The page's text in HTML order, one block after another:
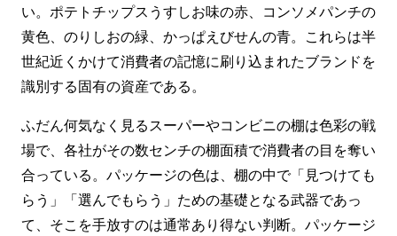
い。ポテトチップスうすしお味の赤、コンソメパンチの
黄色、のりしおの緑、かっぱえびせんの青。これらは半
世紀近くかけて消費者の記憶に刷り込まれたブランドを
識別する固有の資産である。
ふだん何気なく見るスーパーやコンビニの棚は色彩の戦
場で、各社がその数センチの棚面積で消費者の目を奪い
合っている。パッケージの色は、棚の中で「見つけても
らう」「選んでもらう」ための基礎となる武器であっ
て、そこを手放すのは通常あり得ない判断。パッケージ